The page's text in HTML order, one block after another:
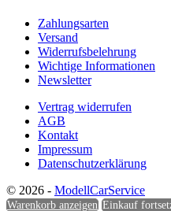
Zahlungsarten
Versand
Widerrufsbelehrung
Wichtige Informationen
Newsletter
Vertrag widerrufen
AGB
Kontakt
Impressum
Datenschutzerklärung
© 2026 - ModellCarService
Warenkorb anzeigen Einkauf